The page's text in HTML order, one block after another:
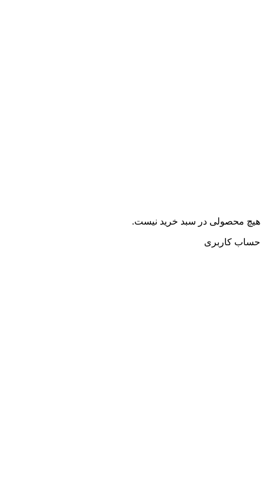
هیچ محصولی در سبد خرید نیست.
حساب کاربری